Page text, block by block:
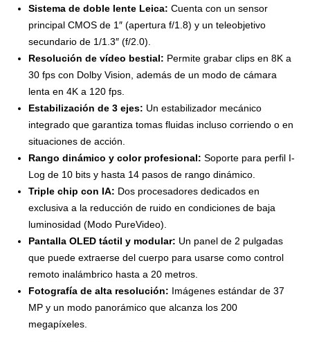
Sistema de doble lente Leica: Cuenta con un sensor
principal CMOS de 1″ (apertura f/1.8) y un teleobjetivo
secundario de 1/1.3″ (f/2.0).
Resolución de vídeo bestial: Permite grabar clips en 8K a
30 fps con Dolby Vision, además de un modo de cámara
lenta en 4K a 120 fps.
Estabilización de 3 ejes: Un estabilizador mecánico
integrado que garantiza tomas fluidas incluso corriendo o en
situaciones de acción.
Rango dinámico y color profesional: Soporte para perfil I-
Log de 10 bits y hasta 14 pasos de rango dinámico.
Triple chip con IA: Dos procesadores dedicados en
exclusiva a la reducción de ruido en condiciones de baja
luminosidad (Modo PureVideo).
Pantalla OLED táctil y modular: Un panel de 2 pulgadas
que puede extraerse del cuerpo para usarse como control
remoto inalámbrico hasta a 20 metros.
Fotografía de alta resolución: Imágenes estándar de 37
MP y un modo panorámico que alcanza los 200
megapíxeles.